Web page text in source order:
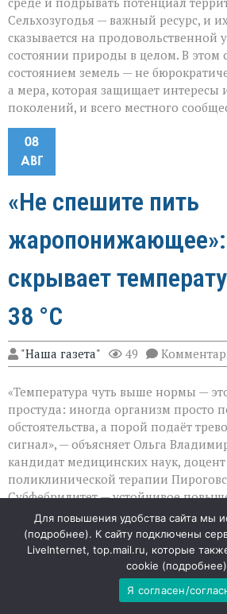
Сельхозугодья — важный ресурс, и
сказывается на продовольственной
состоянии природы в целом. В этом
состоянием земель — не
а мера, которая защищает интересы
поколений, и всего местного
08
АВГ
«Не спешите пить
жаропонижающее»:
скрывает
38 °C
"Наша газета" 49
«Температура чуть выше нормы —
простуда: иногда организм просто
обстоятельства, а порой подаёт
сигнал», — объясняет Ольга
кандидат медицинских наук,
поликлинической терапии
Субфебрилитет — устойчивое
до 37–38 °C — может быть как
симптомом серьёзных изменений в
когда это безопасно, а когда стоит
Когда тепло — это нормально
Для повышения удобства сайта мы
(подробнее). К сайту подключены
LiveInternet, top.mail.ru, которые
cookie (подробнее
Я согласен/